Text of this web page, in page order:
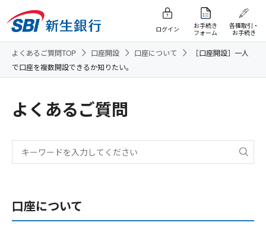
ログイン
お手続き
フォーム
各種取引・
お手続き
よくあるご質問TOP 口座開設 口座について
［口座開設］一人
で口座を複数開設できるか知りたい。
よくあるご質問
口座について